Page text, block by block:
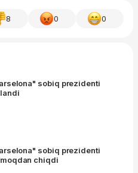
8 0 0
sobiq prezidenti
sobiq prezidenti
chiqdi